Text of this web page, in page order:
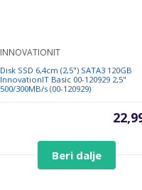
INNOVATIONIT
Disk SSD 6,4cm (2,5") SATA3 120GB
InnovationIT Basic 00-120929 2,5"
500/300MB/s (00-120929)
Beri dalje